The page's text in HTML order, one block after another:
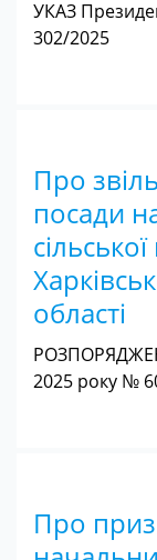
УКАЗ
302/2025
Про
посади
області
2025 року №
Про